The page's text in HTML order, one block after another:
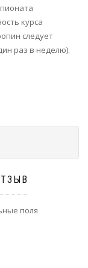
курса
следует
раз в неделю).
поля